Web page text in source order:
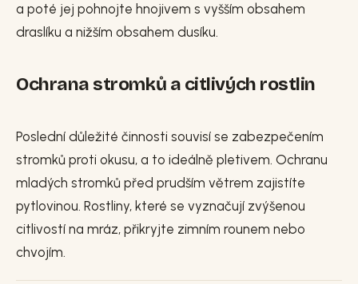
a poté jej pohnojte hnojivem s vyšším obsahem
draslíku a nižším obsahem dusíku.
Ochrana stromků a citlivých rostlin
Poslední důležité činnosti souvisí se zabezpečením
stromků proti okusu, a to ideálně pletivem. Ochranu
mladých stromků před prudším větrem zajistíte
pytlovinou. Rostliny, které se vyznačují zvýšenou
citlivostí na mráz, přikryjte zimním rounem nebo
chvojím.